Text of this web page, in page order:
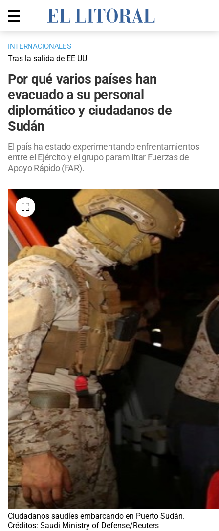
INTERNACIONALES
Tras la salida de EE UU
Por qué varios países han
evacuado a su personal
diplomático y ciudadanos de
Sudán
El país ha estado experimentando enfrentamientos
entre el Ejército y el grupo paramilitar Fuerzas de
Apoyo Rápido (FAR).
Ciudadanos saudíes embarcando en Puerto Sudán.
Créditos: Saudi Ministry of Defense/Reuters